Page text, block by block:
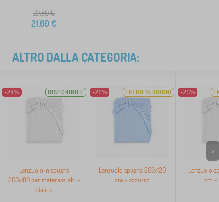
27,80€
21,60 €
ALTRO DALLA CATEGORIA:
-24% DISPONIBILE
Lenzuolo in spugna
200x180 per materassi alti -
bianco
-22% ENTRO 14 GIORNI
Lenzuolo spugna 200x120
cm - azzurro
-23%
Lenzuolo
cm -
>